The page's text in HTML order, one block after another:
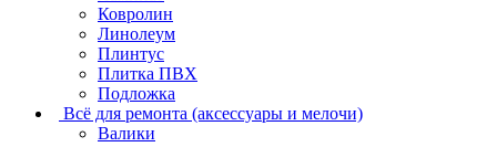
Ковролин
Линолеум
Плинтус
Плитка ПВХ
Подложка
Всё для ремонта (аксессуары и мелочи)
Валики